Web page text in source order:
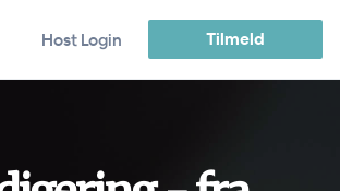
Host Login Tilmeld